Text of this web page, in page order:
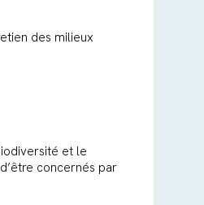
des milieux
et le
concernés par